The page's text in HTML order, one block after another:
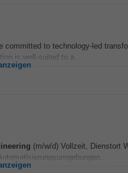
committed to technology-led
is well-suited to a...
(m/w/d) Vollzeit, Dienstort